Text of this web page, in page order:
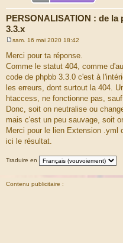
PERSONALISATION : de la
3.3.x
e
s
s
a
g
e
sam. 16 mai 2020 18:42
Merci pour ta réponse.
Comme le statut 404, comme
code de phpbb 3.3.0 c'est à
les erreurs, dont surtout la 404.
htaccess, ne fonctionne pas,
Donc, soit on neutralise ou
mais c'est un peu sauvage, soit
Merci pour le lien Extension
ici le résultat.
Traduire en
Contenu publicitaire :